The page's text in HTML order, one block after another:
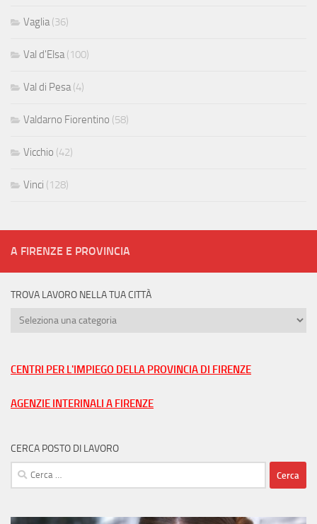
Vaglia(36)
Val d'Elsa(100)
Val di Pesa(4)
Valdarno Fiorentino (58)
Vicchio (42)
Vinci (128)
A FIRENZE E PROVINCIA
TROVA LAVORO NELLA TUA CITTÀ
Trova
tua
CENTRI PER L'IMPIEGO DELLA PROVINCIA DI FIRENZE
AGENZIE INTERINALI A FIRENZE
CERCA POSTO DI LAVORO
Ricerca
per: